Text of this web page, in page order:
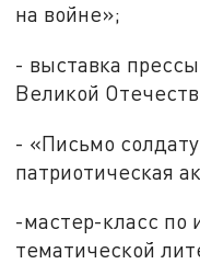
на войне»;
- выставка
Великой
- «Письмо
патриотическая
-мастер-класс по
тематической